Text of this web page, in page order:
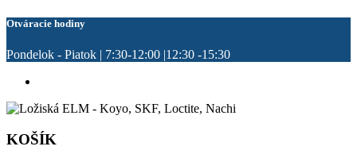
Otváracie hodiny
Pondelok - Piatok | 7:30-12:00 |12:30 -15:30
KOŠÍK